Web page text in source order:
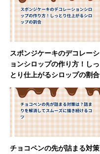
スポンジケーキのデコレーシ
ョンシロップの作り方！しっ
とり仕上がるシロップの割合
チョコペンの先が詰まる対策